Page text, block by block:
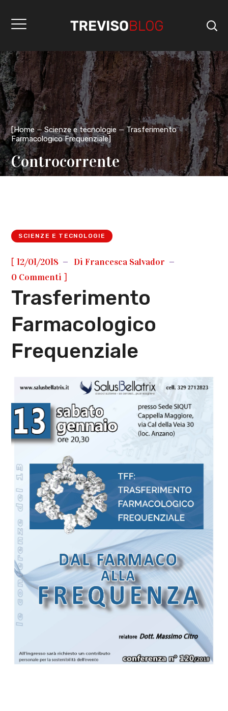
[Home Scienze e tecnologie
Trasferimento
Farmacologico Frequenziale]
Controcorrente
SCIENZE E TECNOLOGIE
[12/01/2018 DiFrancesca Salvador
0 Commenti ]
Trasferimento
Farmacologico
Frequenziale